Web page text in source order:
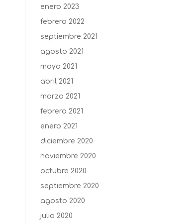
enero 2023
febrero 2022
septiembre 2021
agosto 2021
mayo 2021
abril 2021
marzo 2021
febrero 2021
enero 2021
diciembre 2020
noviembre 2020
octubre 2020
septiembre 2020
agosto 2020
julio 2020